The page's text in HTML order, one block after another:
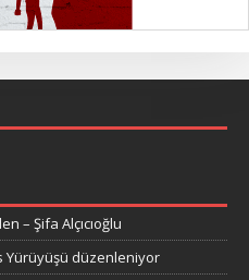
– Şifa Alçıcıoğlu
Yürüyüşü düzenleniyor